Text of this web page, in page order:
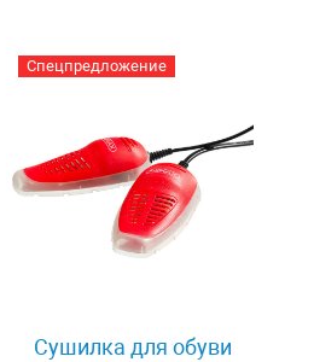
Спецпредложение
Сушилка для обуви